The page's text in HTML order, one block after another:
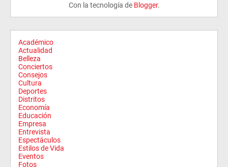
Con la tecnología de Blogger.
Académico
Actualidad
Belleza
Conciertos
Consejos
Cultura
Deportes
Distritos
Economía
Educación
Empresa
Entrevista
Espectáculos
Estilos de Vida
Eventos
Fotos